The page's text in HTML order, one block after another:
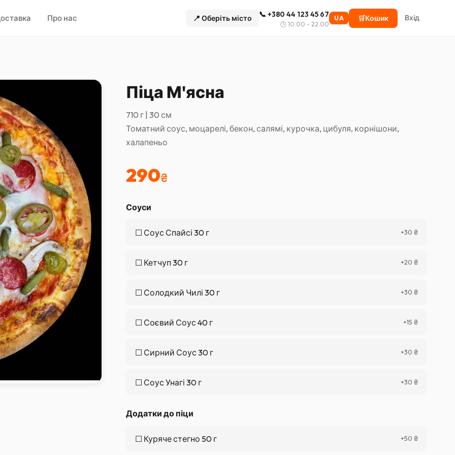
Про нас 📍 Оберіть місто 📞 +380 44 123 45 67
🕒 10:00 - 22:00
UA 🛒Кошик Вхід
Піца М'ясна
710 г | 30 см
Томатний соус, моцарелі, бекон, салямі, курочка, цибуля, корнішони,
халапеньо
290₴
Соуси
☐ Соус Спайсі 30 г +30 ₴
☐ Кетчуп 30 г +20 ₴
☐ Солодкий Чилі 30 г +30 ₴
☐ Соєвий Соус 40 г +15 ₴
☐ Сирний Соус 30 г +30 ₴
☐ Соус Унагі 30 г +30 ₴
Додатки до піци
☐ Куряче стегно 50 г +50 ₴